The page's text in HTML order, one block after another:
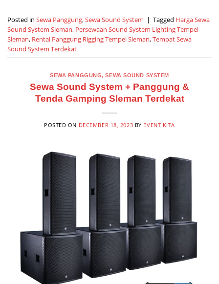
Posted in Sewa Panggung,Sewa Sound System | Tagged Harga Sewa
Sound System Sleman, Persewaan Sound System Lighting Tempel
Sleman, Rental Panggung Rigging Tempel Sleman,Tempat Sewa
Sound System Terdekat
SEWA PANGGUNG,SEWA SOUND SYSTEM
Sewa Sound System + Panggung &
Tenda Gamping Sleman Terdekat
POSTED ON DECEMBER 18, 2023 BY EVENT KITA